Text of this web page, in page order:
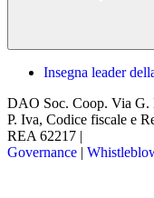
Insegna leader
DAO Soc. Coop. Via
P. Iva, Codice fiscale e
REA 62217 |
Governance |